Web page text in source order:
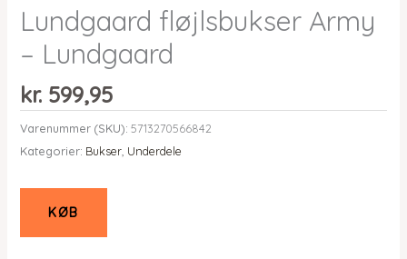
Lundgaard fløjlsbukser Army
– Lundgaard
kr.599,95
Varenummer (SKU): 5713270566842
Kategorier: Bukser, Underdele
KØB